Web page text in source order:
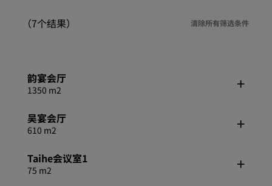
（7个结果） 清除所有筛选条件
韵宴会厅
1350 m2
吴宴会厅
610 m2
Taihe会议室1
75 m2